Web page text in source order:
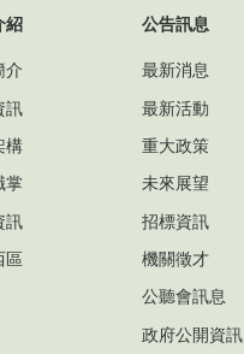
紹
介
訊
構
掌
訊
區
公告訊息
最新消息
最新活動
重大政策
未來展望
招標資訊
機關徵才
公聽會訊息
政府公開資訊